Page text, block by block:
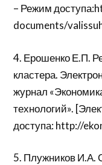
– Режим
documents/
4. Ерошенко Е.П.
кластера.
журнал
технологий».
доступа: http://
5. Плужников И.А.